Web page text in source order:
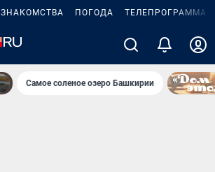
ЗНАКОМСТВА ПОГОДА ТЕЛЕПРОГРАММА
Самое соленое озеро Башкирии